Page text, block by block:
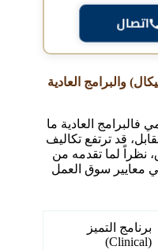
اتصال
والبرامج العادية
العادية ما
قد ترتفع تكاليف
نظراً لما تقدمه من
معايير سوق العمل
برنامج التميز
(Clinical)